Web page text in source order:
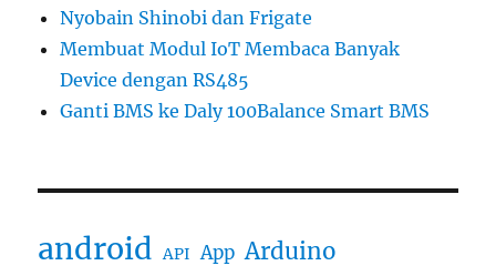
Nyobain Shinobi dan Frigate
Membuat Modul IoT Membaca Banyak
Device dengan RS485
Ganti BMS ke Daly 100Balance Smart BMS
android API App Arduino